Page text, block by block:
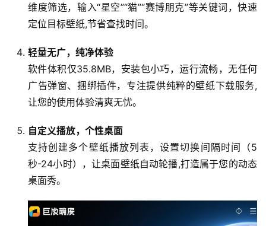
维度筛选，输入“星空”“猫”“赛博朋克”等关键词，快速
定位目标壁纸,节省查找时间。
轻量无广，纯净体验
软件体积仅35.8MB，安装包小巧，运行流畅，无任何
广告弹窗、捆绑插件，专注提供纯粹的壁纸下载服务,
让您的使用体验清爽无忧。
自定义播放，个性桌面
支持创建多个壁纸播放列表，设置切换间隔时间（5
秒-24小时），让桌面壁纸自动轮播,打造属于您的动态
桌面秀。